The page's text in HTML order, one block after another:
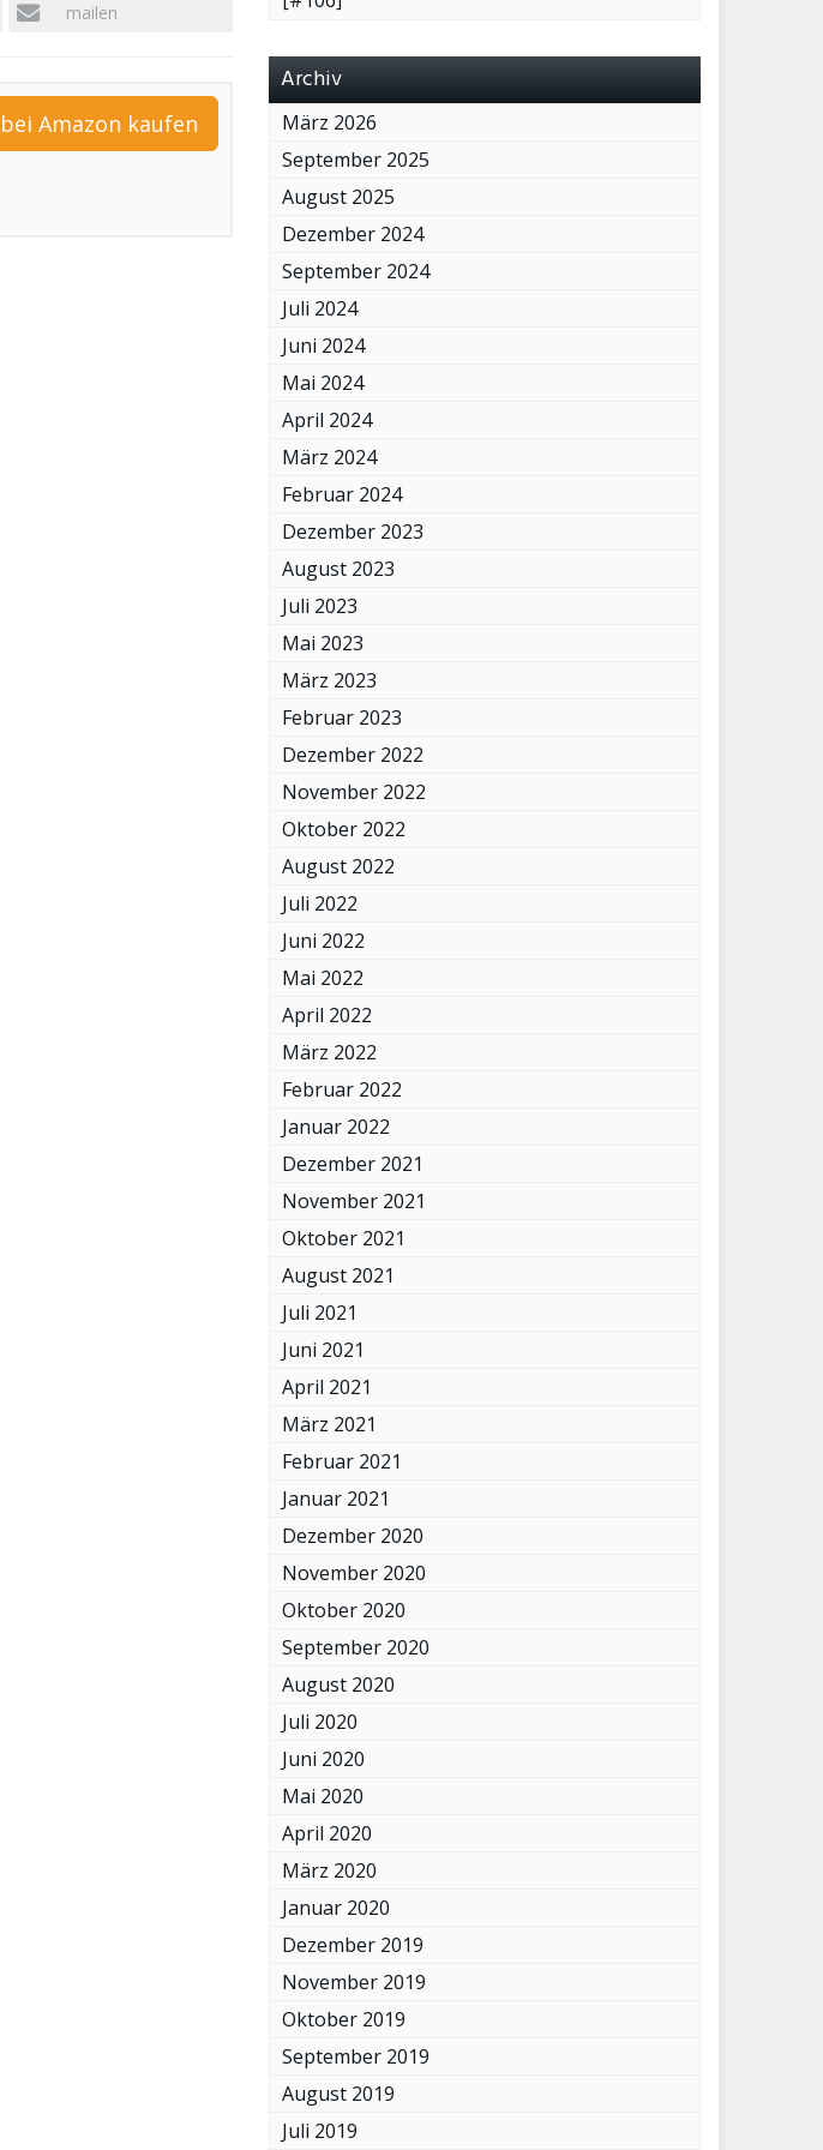
mailen
Amazon kaufen
Archiv
März 2026
September 2025
August 2025
Dezember 2024
September 2024
Juli 2024
Juni 2024
Mai 2024
April 2024
März 2024
Februar 2024
Dezember 2023
August 2023
Juli 2023
Mai 2023
März 2023
Februar 2023
Dezember 2022
November 2022
Oktober 2022
August 2022
Juli 2022
Juni 2022
Mai 2022
April 2022
März 2022
Februar 2022
Januar 2022
Dezember 2021
November 2021
Oktober 2021
August 2021
Juli 2021
Juni 2021
April 2021
März 2021
Februar 2021
Januar 2021
Dezember 2020
November 2020
Oktober 2020
September 2020
August 2020
Juli 2020
Juni 2020
Mai 2020
April 2020
März 2020
Januar 2020
Dezember 2019
November 2019
Oktober 2019
September 2019
August 2019
Juli 2019